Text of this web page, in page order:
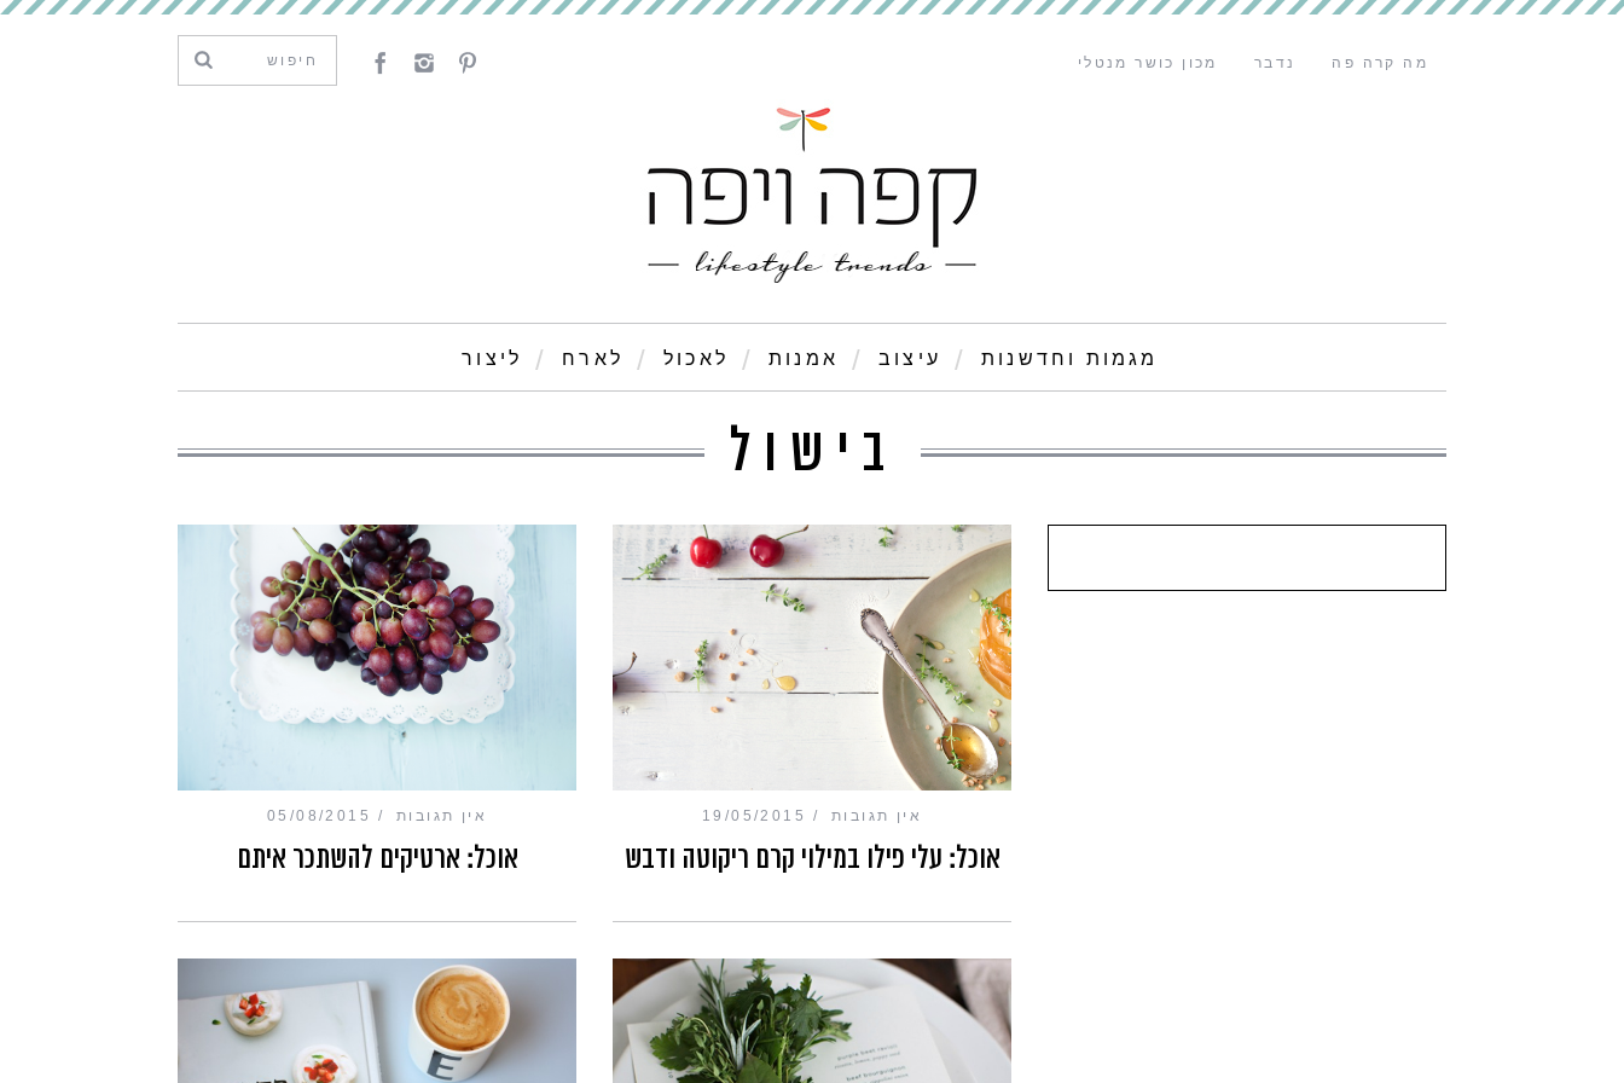
מה קרה פה נדבר מכון כושר מנטלי
מגמות וחדשנות עיצוב אמנות לאכול לארח ליצור
בישול
אין תגובות 05/08/2015
אוכל: ארטיקים להשתכר איתם
אין תגובות 19/05/2015
אוכל: עלי פילו במילוי קרם ריקוטה ודבש